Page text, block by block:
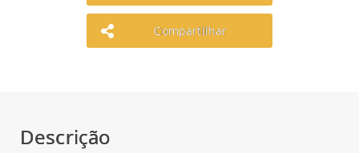
Compartilhar
Descrição